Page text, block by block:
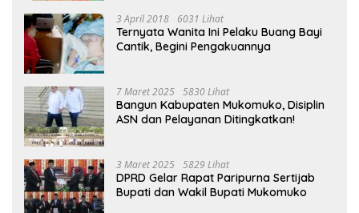
3 April 2018 6031 Lihat
Ternyata Wanita Ini Pelaku Buang Bayi
Cantik, Begini Pengakuannya
7 Maret 2025 5830 Lihat
Bangun Kabupaten Mukomuko, Disiplin
ASN dan Pelayanan Ditingkatkan!
3 Maret 2025 5829 Lihat
DPRD Gelar Rapat Paripurna Sertijab
Bupati dan Wakil Bupati Mukomuko